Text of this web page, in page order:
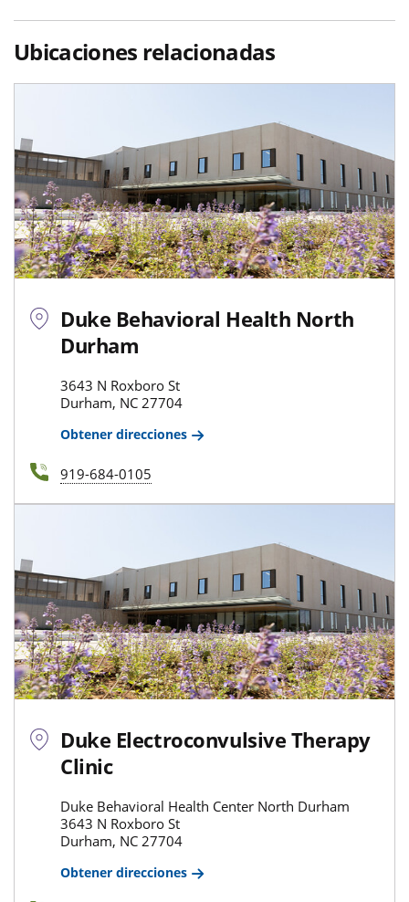
Ubicaciones relacionadas
Duke Behavioral Health North
Durham
3643 N Roxboro St
Durham, NC 27704
Obtener direcciones
919-684-0105
Duke Electroconvulsive Therapy
Clinic
Duke Behavioral Health Center North Durham
3643 N Roxboro St
Durham, NC 27704
Obtener direcciones